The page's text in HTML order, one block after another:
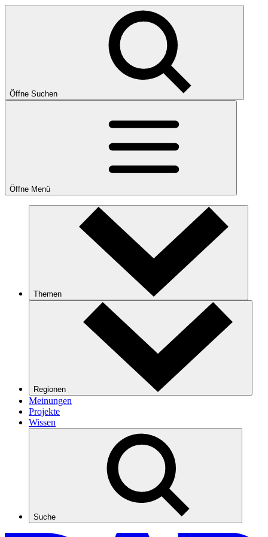
Öffne Suchen
Öffne Menü
Themen
Regionen
Meinungen
Projekte
Wissen
Suche